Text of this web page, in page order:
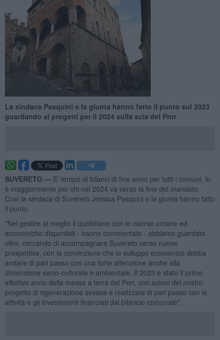
La sindaca Pasquini e la giunta hanno fatto il punto sul 2023
guardando ai progetti per il 2024 sulla scia del Pnrr
SUVERETO — E' tempo di bilanci di fine anno per tutti i comuni, lo
è maggiormente per chi nel 2024 va verso la fine del mandato.
Così la sindaca di Suvereto Jessica Pasquini e la giunta hanno fatto
il punto.
"Nel gestire al meglio il quotidiano con le risorse umane ed
economiche disponibili - hanno commentato - abbiamo guardato
oltre, cercando di accompagnare Suvereto verso nuove
prospettive, con la convinzione che lo sviluppo economico debba
andare di pari passo con una forte attenzione anche alla
dimensione socio-culturale e ambientale. Il 2023 è stato il primo
effettivo anno della messa a terra del Pnrr, con azioni del nostro
progetto di rigenerazione avviate e realizzate di pari passo con le
attività e gli investimenti finanziati dal bilancio comunale".